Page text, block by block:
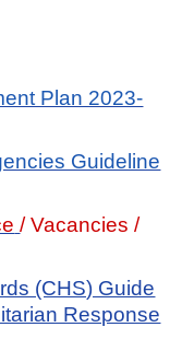
Plan 2023-
Guideline
/Vacancies /
(CHS) Guide
Response